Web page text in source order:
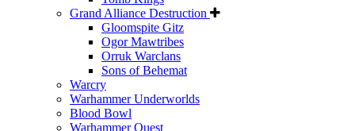
Grand Alliance Destruction
Gloomspite Gitz
Ogor Mawtribes
Orruk Warclans
Sons of Behemat
Warcry
Warhammer Underworlds
Blood Bowl
Warhammer Quest